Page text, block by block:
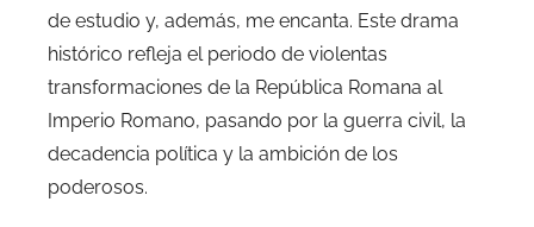
de estudio y, además, me encanta. Este drama
histórico refleja el periodo de violentas
transformaciones de la República Romana al
Imperio Romano, pasando por la guerra civil, la
decadencia política y la ambición de los
poderosos.